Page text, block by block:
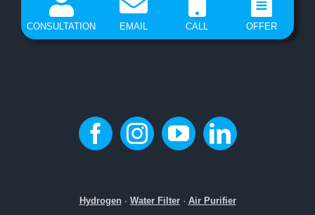
CONSULTATION EMAIL CALL OFFER
Hydrogen· Water Filter· Air Purifier